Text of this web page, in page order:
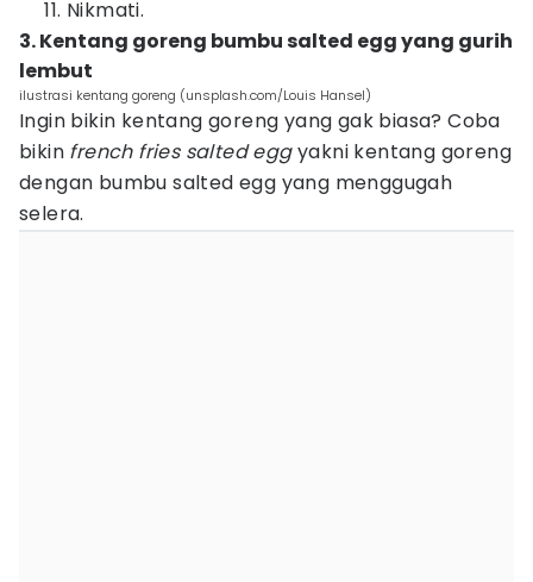
Nikmati.
3. Kentang goreng bumbu salted egg yang gurih
lembut
ilustrasi kentang goreng (unsplash.com/Louis Hansel)
Ingin bikin kentang goreng yang gak biasa? Coba
bikin french fries salted eggyakni kentang goreng
dengan bumbu salted egg yang menggugah
selera.